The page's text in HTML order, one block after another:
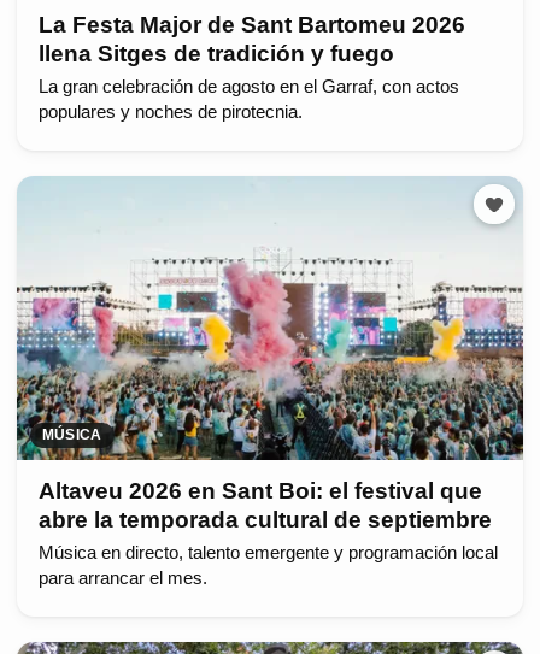
La Festa Major de Sant Bartomeu 2026
llena Sitges de tradición y fuego
La gran celebración de agosto en el Garraf, con actos
populares y noches de pirotecnia.
MÚSICA
Altaveu 2026 en Sant Boi: el festival que
abre la temporada cultural de septiembre
Música en directo, talento emergente y programación local
para arrancar el mes.